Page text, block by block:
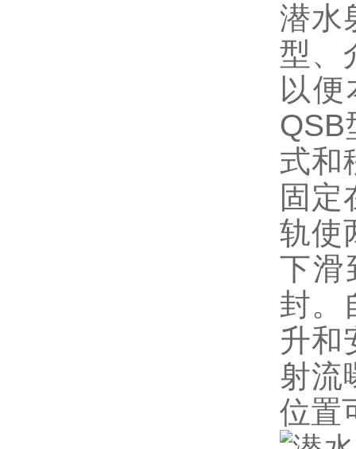
潜水
型、
以
式和
固定
轨使
下滑
封。
升和
射流
位置